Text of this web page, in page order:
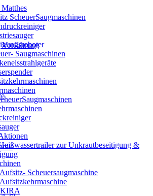
Vorführung
ScheuerSaugmaschinen
Saugmaschinen
zur Unkrautbeseitigung &
Scheuersaugmaschine